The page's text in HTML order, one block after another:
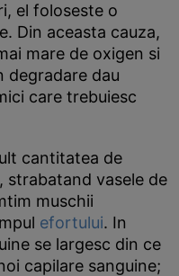
el foloseste o
Din aceasta cauza,
mare de oxigen si
degradare dau
care trebuiesc
cantitatea de
strabatand vasele de
muschii
efortului. In
se largesc din ce
capilare sanguine;